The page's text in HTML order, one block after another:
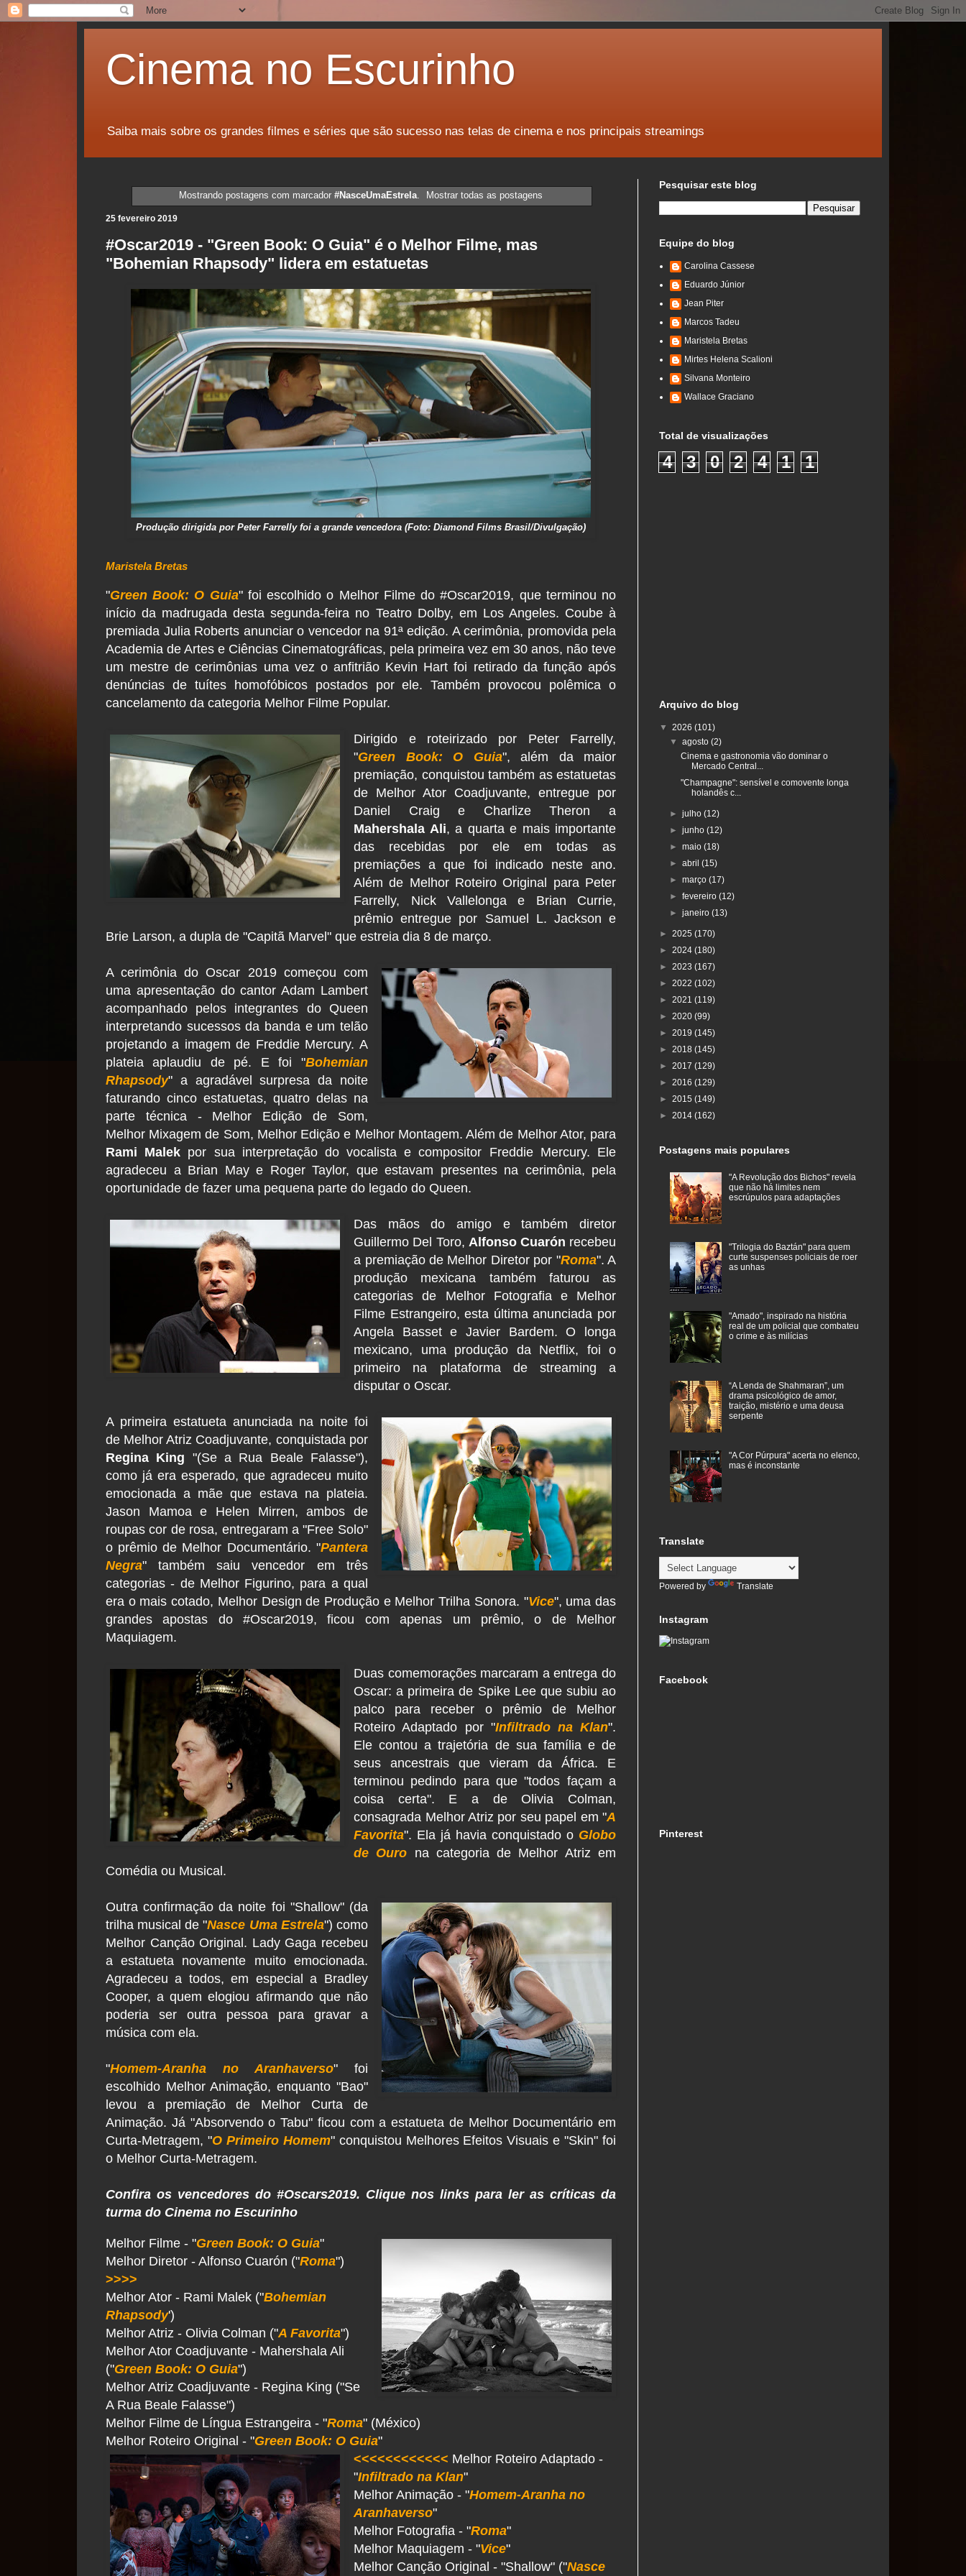
Cinema no Escurinho
Saiba mais sobre os grandes filmes e séries que são sucesso nas telas de cinema e nos principais streamings
Mostrando postagens com marcador #NasceUmaEstrela. Mostrar todas as postagens
25 fevereiro 2019
#Oscar2019 - "Green Book: O Guia" é o Melhor Filme, mas
"Bohemian Rhapsody" lidera em estatuetas
Produção dirigida por Peter Farrelly foi a grande vencedora (Foto: Diamond Films Brasil/Divulgação)
Maristela Bretas
"Green Book: O Guia" foi escolhido o Melhor Filme do #Oscar2019, que terminou no
início da madrugada desta segunda-feira no Teatro Dolby, em Los Angeles. Coube à
premiada Julia Roberts anunciar o vencedor na 91ª edição. A cerimônia, promovida pela
Academia de Artes e Ciências Cinematográficas, pela primeira vez em 30 anos, não teve
um mestre de cerimônias uma vez o anfitrião Kevin Hart foi retirado da função após
denúncias de tuítes homofóbicos postados por ele. Também provocou polêmica o
cancelamento da categoria Melhor Filme Popular.
Dirigido e roteirizado por Peter Farrelly,
"Green Book: O Guia", além da maior
premiação, conquistou também as estatuetas
de Melhor Ator Coadjuvante, entregue por
Daniel Craig e Charlize Theron a
Mahershala Ali, a quarta e mais importante
das recebidas por ele em todas as
premiações a que foi indicado neste ano.
Além de Melhor Roteiro Original para Peter
Farrelly, Nick Vallelonga e Brian Currie,
prêmio entregue por Samuel L. Jackson e
Brie Larson, a dupla de "Capitã Marvel" que estreia dia 8 de março.
A cerimônia do Oscar 2019 começou com
uma apresentação do cantor Adam Lambert
acompanhado pelos integrantes do Queen
interpretando sucessos da banda e um telão
projetando a imagem de Freddie Mercury. A
plateia aplaudiu de pé. E foi "Bohemian
Rhapsody" a agradável surpresa da noite
faturando cinco estatuetas, quatro delas na
parte técnica - Melhor Edição de Som,
Melhor Mixagem de Som, Melhor Edição e Melhor Montagem. Além de Melhor Ator, para
Rami Malek por sua interpretação do vocalista e compositor Freddie Mercury. Ele
agradeceu a Brian May e Roger Taylor, que estavam presentes na cerimônia, pela
oportunidade de fazer uma pequena parte do legado do Queen.
Das mãos do amigo e também diretor
Guillermo Del Toro, Alfonso Cuarón recebeu
a premiação de Melhor Diretor por "Roma". A
produção mexicana também faturou as
categorias de Melhor Fotografia e Melhor
Filme Estrangeiro, esta última anunciada por
Angela Basset e Javier Bardem. O longa
mexicano, uma produção da Netflix, foi o
primeiro na plataforma de streaming a
disputar o Oscar.
A primeira estatueta anunciada na noite foi
de Melhor Atriz Coadjuvante, conquistada por
Regina King "(Se a Rua Beale Falasse"),
como já era esperado, que agradeceu muito
emocionada a mãe que estava na plateia.
Jason Mamoa e Helen Mirren, ambos de
roupas cor de rosa, entregaram a "Free Solo"
o prêmio de Melhor Documentário. "Pantera
Negra" também saiu vencedor em três
categorias - de Melhor Figurino, para a qual
era o mais cotado, Melhor Design de Produção e Melhor Trilha Sonora. "Vice", uma das
grandes apostas do #Oscar2019, ficou com apenas um prêmio, o de Melhor
Maquiagem.
Duas comemorações marcaram a entrega do
Oscar: a primeira de Spike Lee que subiu ao
palco para receber o prêmio de Melhor
Roteiro Adaptado por "Infiltrado na Klan".
Ele contou a trajetória de sua família e de
seus ancestrais que vieram da África. E
terminou pedindo para que "todos façam a
coisa certa". E a de Olivia Colman,
consagrada Melhor Atriz por seu papel em "A
Favorita". Ela já havia conquistado o Globo
de Ouro na categoria de Melhor Atriz em
Comédia ou Musical.
Outra confirmação da noite foi "Shallow" (da
trilha musical de "Nasce Uma Estrela") como
Melhor Canção Original. Lady Gaga recebeu
a estatueta novamente muito emocionada.
Agradeceu a todos, em especial a Bradley
Cooper, a quem elogiou afirmando que não
poderia ser outra pessoa para gravar a
música com ela.
"Homem-Aranha no Aranhaverso" foi
escolhido Melhor Animação, enquanto "Bao"
levou a premiação de Melhor Curta de
Animação. Já "Absorvendo o Tabu" ficou com a estatueta de Melhor Documentário em
Curta-Metragem, "O Primeiro Homem" conquistou Melhores Efeitos Visuais e "Skin" foi
o Melhor Curta-Metragem.
Confira os vencedores do #Oscars2019. Clique nos links para ler as críticas da
turma do Cinema no Escurinho
Melhor Filme - "Green Book: O Guia"
Melhor Diretor - Alfonso Cuarón ("Roma")
>>>>
Melhor Ator - Rami Malek ("Bohemian
Rhapsody')
Melhor Atriz - Olivia Colman ("A Favorita")
Melhor Ator Coadjuvante - Mahershala Ali
("Green Book: O Guia")
Melhor Atriz Coadjuvante - Regina King ("Se
A Rua Beale Falasse")
Melhor Filme de Língua Estrangeira - "Roma" (México)
Melhor Roteiro Original - "Green Book: O Guia"
<<<<<<<<<<<< Melhor Roteiro Adaptado -
"Infiltrado na Klan"
Melhor Animação - "Homem-Aranha no
Aranhaverso"
Melhor Fotografia - "Roma"
Melhor Maquiagem - "Vice"
Melhor Canção Original - "Shallow" ("Nasce
Pesquisar este blog
Equipe do blog
Carolina Cassese
Eduardo Júnior
Jean Piter
Marcos Tadeu
Maristela Bretas
Mirtes Helena Scalioni
Silvana Monteiro
Wallace Graciano
Total de visualizações
4 3 0 2 4 1 1
Arquivo do blog
▼ 2026 (101)
▼agosto(2)
Cinema e gastronomia vão dominar o
Mercado Central...
"Champagne": sensível e comovente longa
holandês c...
►julho(12)
►junho(12)
►maio(18)
►abril(15)
►março(17)
►fevereiro(12)
►janeiro(13)
► 2025 (170)
► 2024 (180)
► 2023 (167)
► 2022 (102)
► 2021 (119)
► 2020 (99)
► 2019 (145)
► 2018 (145)
► 2017 (129)
► 2016 (129)
► 2015 (149)
► 2014 (162)
Postagens mais populares
"A Revolução dos Bichos" revela
que não há limites nem
escrúpulos para adaptações
"Trilogia do Baztán" para quem
curte suspenses policiais de roer
as unhas
"Amado", inspirado na história
real de um policial que combateu
o crime e às milícias
“A Lenda de Shahmaran”, um
drama psicológico de amor,
traição, mistério e uma deusa
serpente
"A Cor Púrpura" acerta no elenco,
mas é inconstante
Translate
Powered by Translate
Instagram
Facebook
Pinterest